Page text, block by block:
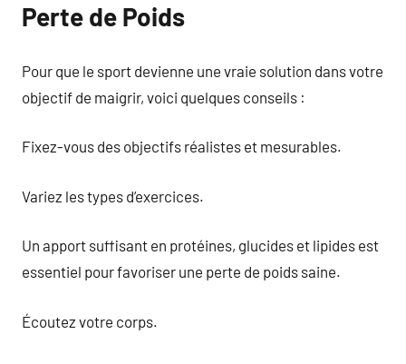
Perte de Poids
Pour que le sport devienne une vraie solution dans votre
objectif de maigrir, voici quelques conseils :
Fixez-vous des objectifs réalistes et mesurables.
Variez les types d’exercices.
Un apport suffisant en protéines, glucides et lipides est
essentiel pour favoriser une perte de poids saine.
Écoutez votre corps.